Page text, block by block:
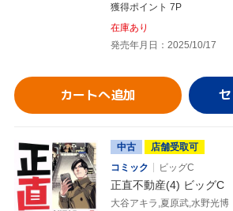
獲得ポイント 7P
在庫あり
発売年月日：2025/10/17
カートへ追加
中古
店舗受取可
コミック
ビッグC
正直不動産(4) ビッグC
大谷アキラ,夏原武,水野光博